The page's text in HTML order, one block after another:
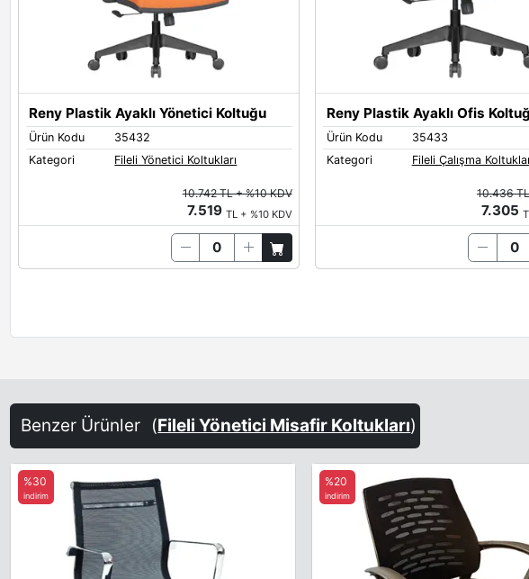
Reny Plastik Ayaklı Yönetici Koltuğu
Ürün Kodu
35432
Kategori
Fileli Yönetici Koltukları
10.742 TL + %10 KDV
7.519 TL + %10 KDV
Reny Plastik Ayaklı Ofis
Ürün Kodu
35433
Kategori
Fileli Çalışma
10.436
7.305
Benzer Ürünler (Fileli Yönetici Misafir Koltukları)
%30
indirim
%20
indirim